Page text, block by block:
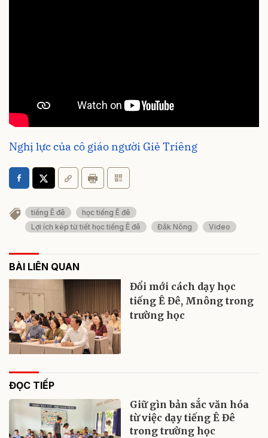
Nghị lực của cô giáo người Giẻ Triêng
tiếng Ê đê
học tiếng Ê đê
Lợi ích kép từ tiết học tiếng Ê đê
Đắk Nông Video
BÀI LIÊN QUAN
Đổi mới cách dạy học
tiếng Ê Đê, Mnông trong
trường học
ĐỌC TIẾP
Giữ gìn bản sắc văn hóa
từ việc dạy tiếng Ê Đê
trong trường học